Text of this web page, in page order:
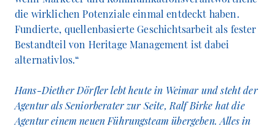
die wirklichen Potenziale einmal entdeckt haben.
Fundierte, quellenbasierte Geschichtsarbeit als fester
Bestandteil von Heritage Management ist dabei
alternativlos.“
Hans-Diether Dörfler lebt heute in Weimar und steht der
Agentur als Seniorberater zur Seite, Ralf Birke hat die
Agentur einem neuen Führungsteam übergeben. Alles in